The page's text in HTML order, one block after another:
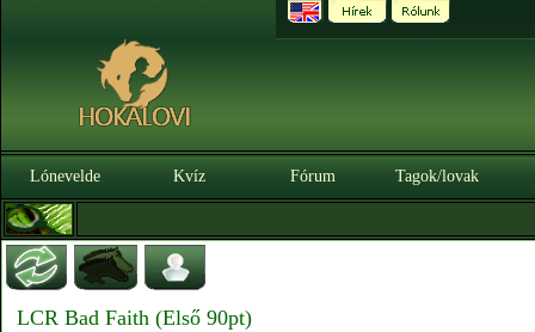
Lónevelde Kvíz Fórum Tagok/lovak
LCR Bad Faith (Első 90pt)